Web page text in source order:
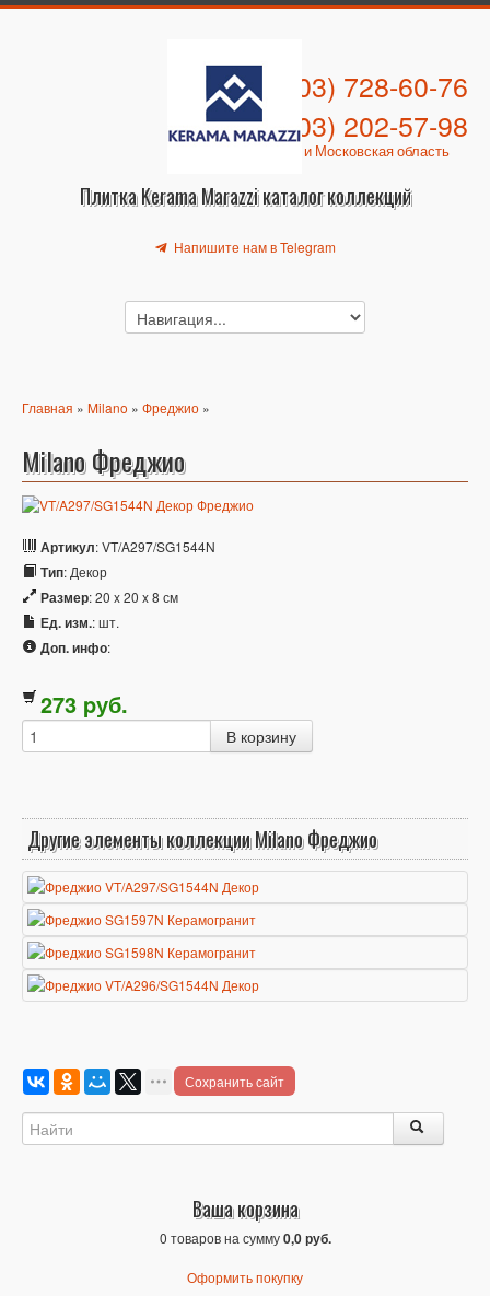
Плитка Kerama Marazzi каталог коллекций
+7 (903) 728-60-76
+7 (903) 202-57-98
Москва и Московская область
Напишите нам в Telegram
Главная » Milano » Фреджио »
Milano Фреджио
Артикул: VT/A297/SG1544N
Тип: Декор
Размер: 20 x 20 x 8 см
Ед. изм.: шт.
Доп. инфо:
273 pуб.
Другие элементы коллекции Milano Фреджио
Сохранить сайт
Ваша корзина
0 товаров на сумму0,0 руб.
Оформить покупку